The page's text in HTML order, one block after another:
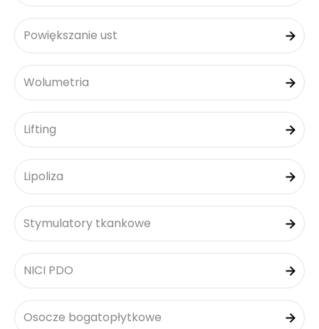
Powiększanie ust
Wolumetria
Lifting
Lipoliza
Stymulatory tkankowe
NICI PDO
Osocze bogatopłytkowe